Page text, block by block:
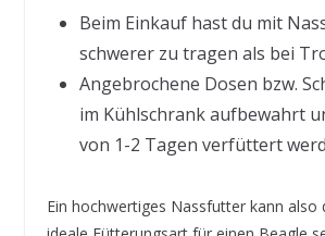
Beim Einkauf hast du mit
schwerer zu tragen als bei
Angebrochene Dosen bzw.
im Kühlschrank aufbewahrt
von 1-2 Tagen verfüttert
Ein hochwertiges Nassfutter kann also